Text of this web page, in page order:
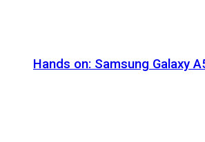
Hands on: Samsung Galaxy